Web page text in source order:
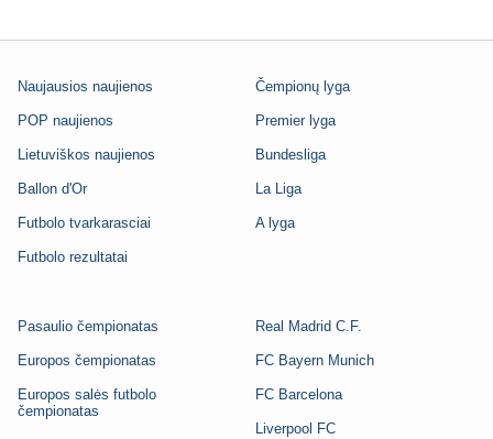
Naujausios naujienos
POP naujienos
Lietuviškos naujienos
Ballon d'Or
Futbolo tvarkarasciai
Futbolo rezultatai
Čempionų lyga
Premier lyga
Bundesliga
La Liga
A lyga
Pasaulio čempionatas
Europos čempionatas
Europos salės futbolo
čempionatas
Real Madrid C.F.
FC Bayern Munich
FC Barcelona
Liverpool FC